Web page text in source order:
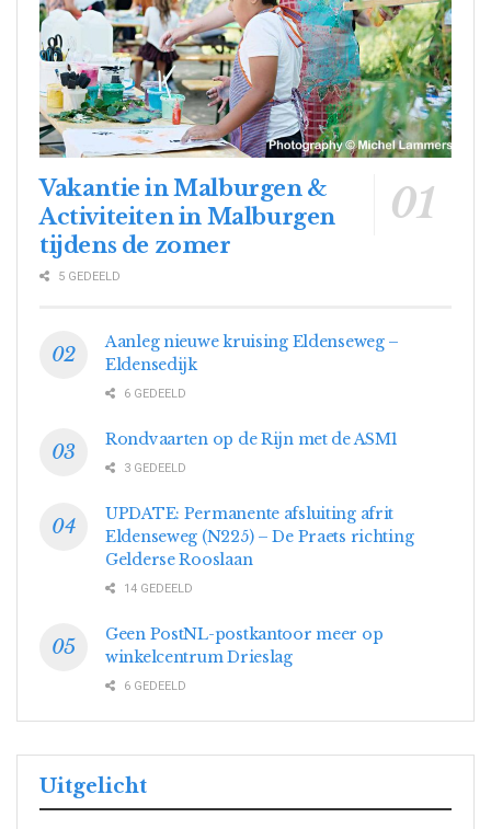
Vakantie in Malburgen &
Activiteiten in Malburgen
tijdens de zomer
5 GEDEELD
Aanleg nieuwe kruising Eldenseweg –
Eldensedijk
6 GEDEELD
Rondvaarten op de Rijn met de ASM1
3 GEDEELD
UPDATE: Permanente afsluiting afrit
Eldenseweg (N225) – De Praets richting
Gelderse Rooslaan
14 GEDEELD
Geen PostNL-postkantoor meer op
winkelcentrum Drieslag
6 GEDEELD
Uitgelicht